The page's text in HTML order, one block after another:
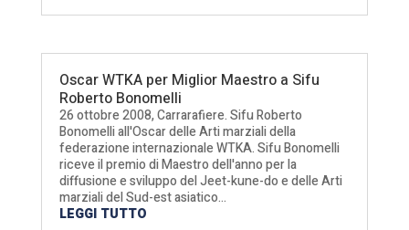
Oscar WTKA per Miglior Maestro a Sifu
Roberto Bonomelli
26 ottobre 2008, Carrarafiere. Sifu Roberto
Bonomelli all'Oscar delle Arti marziali della
federazione internazionale WTKA. Sifu Bonomelli
riceve il premio di Maestro dell'anno per la
diffusione e sviluppo del Jeet-kune-do e delle Arti
marziali del Sud-est asiatico...
LEGGI TUTTO